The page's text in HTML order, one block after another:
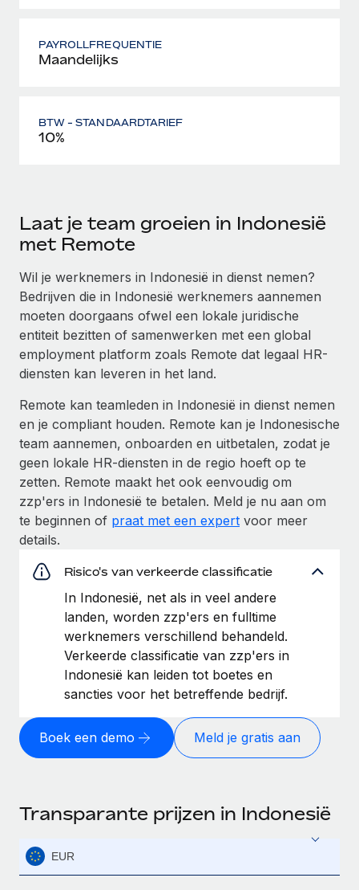
PAYROLLFREQUENTIE
Maandelijks
BTW - STANDAARDTARIEF
10%
Laat je team groeien in Indonesië
met Remote
Wil je werknemers in Indonesië in dienst nemen?
Bedrijven die in Indonesië werknemers aannemen
moeten doorgaans ofwel een lokale juridische
entiteit bezitten of samenwerken met een global
employment platform zoals Remote dat legaal HR-
diensten kan leveren in het land.
Remote kan teamleden in Indonesië in dienst nemen
en je compliant houden. Remote kan je Indonesische
team aannemen, onboarden en uitbetalen, zodat je
geen lokale HR-diensten in de regio hoeft op te
zetten. Remote maakt het ook eenvoudig om
zzp'ers in Indonesië te betalen. Meld je nu aan om
te beginnen of praat met een expert voor meer
details.
Risico's van verkeerde classificatie
In Indonesië, net als in veel andere
landen, worden zzp'ers en fulltime
werknemers verschillend behandeld.
Verkeerde classificatie van zzp'ers in
Indonesië kan leiden tot boetes en
sancties voor het betreffende bedrijf.
Boek een demo Meld je gratis aan
Transparante prijzen in Indonesië
EUR